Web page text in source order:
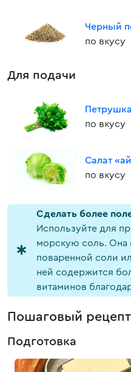
Черный
по вкусу
Для подачи
Петрушка
по вкусу
Салат
по вкусу
Cделать более
Используйте для
морскую соль. Она
поваренной соли
ней содержится
витаминов
Пошаговый рецепт
Подготовка